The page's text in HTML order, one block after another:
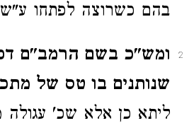
בהם כשרוצה לפתחו ע"ש
2
ומש"כ בשם הרמב"ם
שנותנים בו טס של
ליתא כן אלא שכ' עגולה